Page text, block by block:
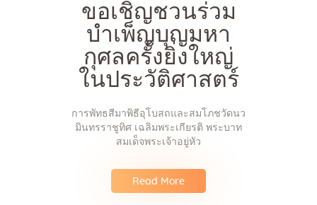
Meditation
Galleries
Contact Us
ขอเชิญชวนร่วม
บำเพ็ญบุญมหา
กุศลครั้งยิ่งใหญ่
ในประวัติศาสตร์
การพัทธสีมาพิธีอุโบสถและสมโภชวัดนว
มินทรราชูทิศ เฉลิมพระเกียรติ พระบาท
สมเด็จพระเจ้าอยู่หัว
Read More